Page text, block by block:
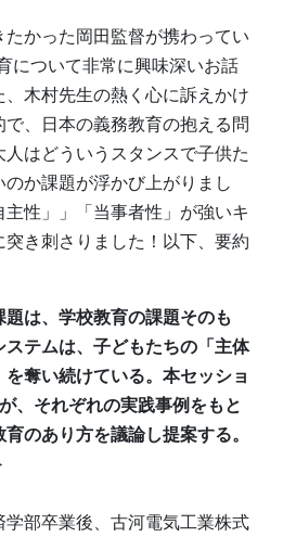
たかった岡田監督が携わってい
について非常に興味深いお話
、木村先生の熱く心に訴えかけ
で、日本の義務教育の抱える問
はどういうスタンスで子供た
か課題が浮かび上がりまし
性」」「当事者性」が強いキ
突き刺さりました！以下、要約
題は、学校教育の課題そのも
ステムは、子どもたちの「主体
奪い続けている。本セッショ
、それぞれの実践事例をもと
のあり方を議論し提案する。
学部卒業後、古河電気工業株式